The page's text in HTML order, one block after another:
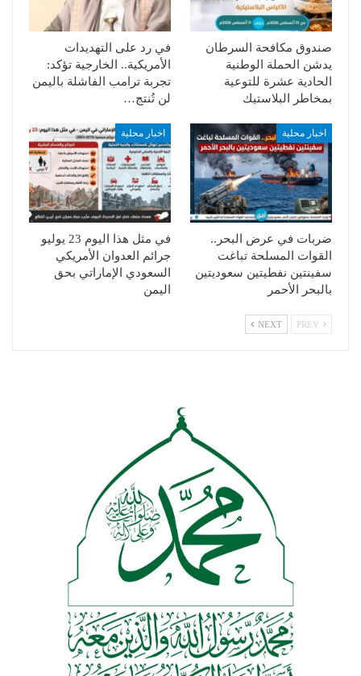
صندوق مكافحة السرطان
يدشن الحملة الوطنية
الحادية عشرة للتوعية
بمخاطر البلاستيك
في رد على التهديدات
الأمريكية.. الخارجية تؤكد:
تجربة ترامب الفاشلة باليمن
لن تُنتج…
اخبار محلية
ضربات في عرض البحر..
القوات المسلحة تباغت
سفينتين نفطيتين سعوديتين
بالبحر الأحمر
اخبار محلية
في مثل هذا اليوم 23 يوليو
جرائم العدوان الأمريكي
السعودي الإماراتي بحق
اليمن
NEXT